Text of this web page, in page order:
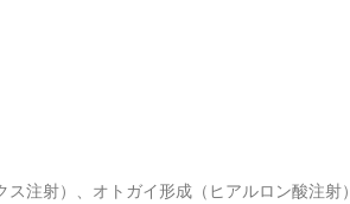
注射）、オトガイ形成（ヒアルロン酸注射）